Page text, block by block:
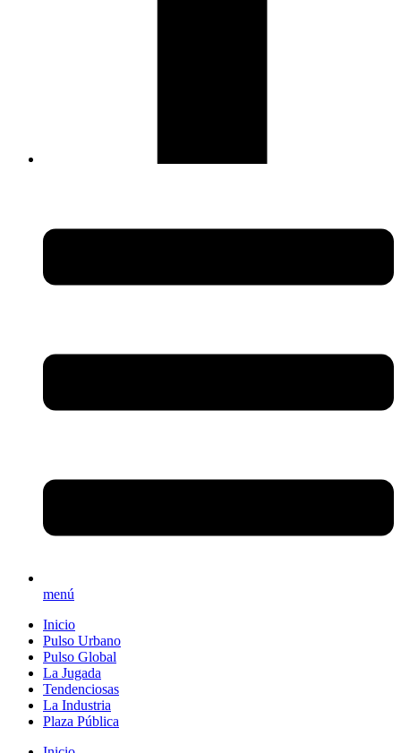
menú
Inicio
Pulso Urbano
Pulso Global
La Jugada
Tendenciosas
La Industria
Plaza Pública